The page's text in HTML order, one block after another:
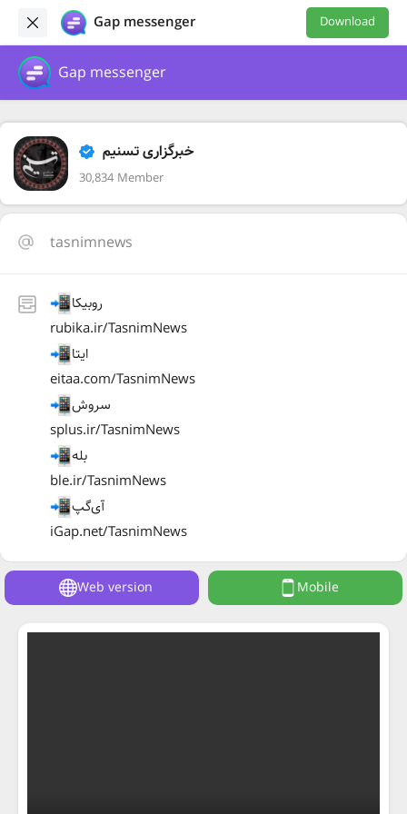
Gap messenger Download
Gap messenger
خبرگزاری تسنیم
30,834 Member
tasnimnews
روبیکا
rubika.ir/TasnimNews
ایتا
eitaa.com/TasnimNews
سروش
splus.ir/TasnimNews
بله
ble.ir/TasnimNews
آی‌گپ
iGap.net/TasnimNews
Web version Mobile